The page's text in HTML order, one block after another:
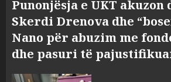
Punonjësja e UKT
Skerdi Drenova dhe
Nano për abuzim me
dhe pasuri të